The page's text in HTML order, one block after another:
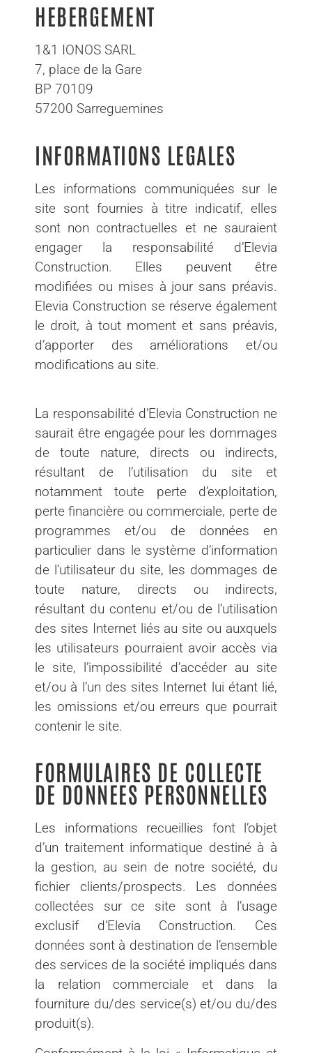
HEBERGEMENT
1&1 IONOS SARL
7, place de la Gare
BP 70109
57200 Sarreguemines
INFORMATIONS LEGALES
Les informations communiquées sur le
site sont fournies à titre indicatif, elles
sont non contractuelles et ne sauraient
engager la responsabilité d’Elevia
Construction. Elles peuvent être
modifiées ou mises à jour sans préavis.
Elevia Construction se réserve également
le droit, à tout moment et sans préavis,
d’apporter des améliorations et/ou
modifications au site.
La responsabilité d’Elevia Construction ne
saurait être engagée pour les dommages
de toute nature, directs ou indirects,
résultant de l’utilisation du site et
notamment toute perte d’exploitation,
perte financière ou commerciale, perte de
programmes et/ou de données en
particulier dans le système d’information
de l’utilisateur du site, les dommages de
toute nature, directs ou indirects,
résultant du contenu et/ou de l’utilisation
des sites Internet liés au site ou auxquels
les utilisateurs pourraient avoir accès via
le site, l’impossibilité d’accéder au site
et/ou à l’un des sites Internet lui étant lié,
les omissions et/ou erreurs que pourrait
contenir le site.
FORMULAIRES DE COLLECTE
DE DONNEES PERSONNELLES
Les informations recueillies font l’objet
d’un traitement informatique destiné à à
la gestion, au sein de notre société, du
fichier clients/prospects. Les données
collectées sur ce site sont à l’usage
exclusif d’Elevia Construction. Ces
données sont à destination de l’ensemble
des services de la société impliqués dans
la relation commerciale et dans la
fourniture du/des service(s) et/ou du/des
produit(s).